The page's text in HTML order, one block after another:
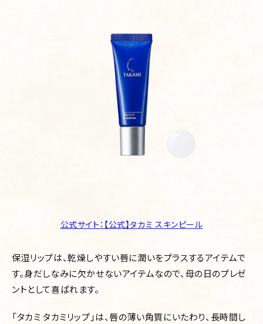
公式サイト：【公式】タカミ スキンピール
保湿リップは、乾燥しやすい唇に潤いをプラスするアイテムで
す。身だしなみに欠かせないアイテムなので、母の日のプレゼ
ントとして喜ばれます。
「タカミ タカミリップ」は、唇の薄い角質にいたわり、長時間し